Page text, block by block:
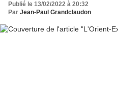
Publié le 13/02/2022 à 20:32
Par Jean-Paul Grandclaudon